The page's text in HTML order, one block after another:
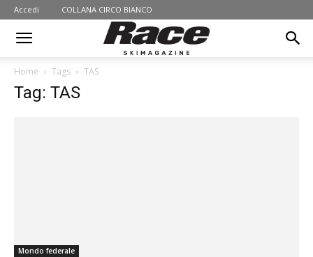
Accedi COLLANA CIRCO BIANCO
Home Tags TAS
Tag: TAS
Mondo federale